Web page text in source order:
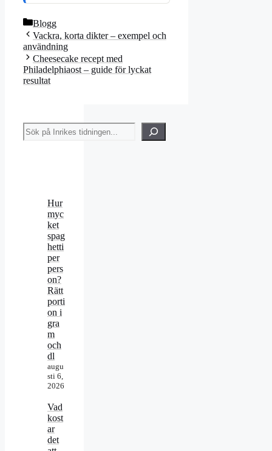
Kategorier
Blogg
Vackra, korta dikter – exempel och
användning
Cheesecake recept med
Philadelphiaost – guide för lyckat
resultat
Sök
Hur
myc
ket
spag
hetti
per
pers
on?
Rätt
porti
on i
gra
m
och
dl
augu
sti 6,
2026
Vad
kost
ar
det